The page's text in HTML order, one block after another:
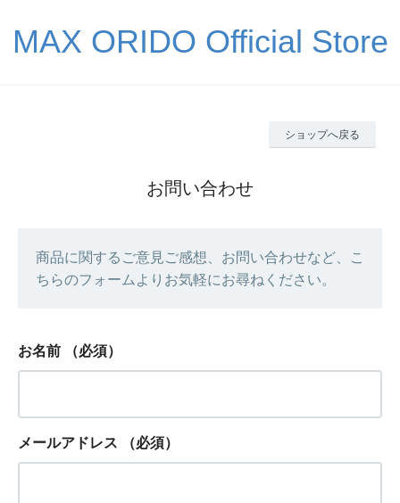
MAX ORIDO Official Store
ショップへ戻る
お問い合わせ
商品に関するご意見ご感想、お問い合わせなど、こ
ちらのフォームよりお気軽にお尋ねください。
お名前 （必須）
メールアドレス （必須）